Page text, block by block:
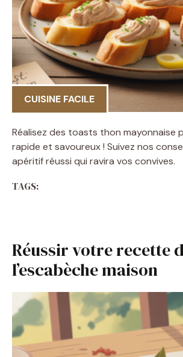
CUISINE FACILE
Réalisez des toasts thon mayonnaise
rapide et savoureux ! Suivez nos
apéritif réussi qui ravira vos convives.
TAGS:
Réussir votre recette
l’escabèche maison